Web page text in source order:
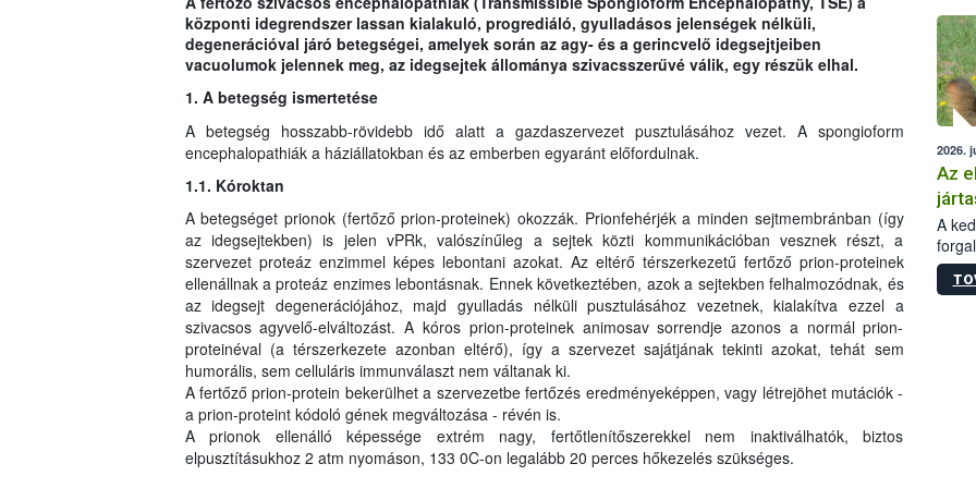
központi idegrendszer lassan kialakuló, progrediáló, gyulladásos jelenségek nélküli,
degenerációval járó betegségei, amelyek során az agy- és a gerincvelő idegsejtjeiben
vacuolumok jelennek meg, az idegsejtek állománya szivacsszerűvé válik, egy részük elhal.
1. A betegség ismertetése
A betegség hosszabb-rövidebb idő alatt a gazdaszervezet pusztulásához vezet. A spongioform
encephalopathiák a háziállatokban és az emberben egyaránt előfordulnak.
1.1. Kóroktan
A betegséget prionok (fertőző prion-proteinek) okozzák. Prionfehérjék a minden sejtmembránban (így
az idegsejtekben) is jelen vPRk, valószínűleg a sejtek közti kommunikációban vesznek részt, a
szervezet proteáz enzimmel képes lebontani azokat. Az eltérő térszerkezetű fertőző prion-proteinek
ellenállnak a proteáz enzimes lebontásnak. Ennek következtében, azok a sejtekben felhalmozódnak, és
az idegsejt degenerációjához, majd gyulladás nélküli pusztulásához vezetnek, kialakítva ezzel a
szivacsos agyvelő-elváltozást. A kóros prion-proteinek animosav sorrendje azonos a normál prion-
proteinéval (a térszerkezete azonban eltérő), így a szervezet sajátjának tekinti azokat, tehát sem
humorális, sem celluláris immunválaszt nem váltanak ki.
A fertőző prion-protein bekerülhet a szervezetbe fertőzés eredményeképpen, vagy létrejöhet mutációk -
a prion-proteint kódoló gének megváltozása - révén is.
A prionok ellenálló képessége extrém nagy, fertőtlenítőszerekkel nem inaktiválhatók, biztos
elpusztításukhoz 2 atm nyomáson, 133 0C-on legalább 20 perces hőkezelés szükséges.
2026.
Az
A